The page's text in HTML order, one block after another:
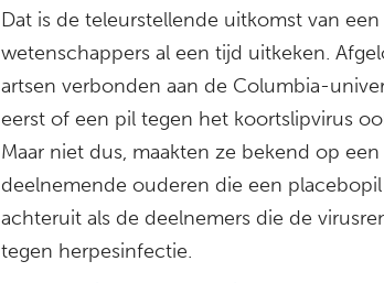
Dat is de teleurstellende uitkomst van
wetenschappers al een tijd uitkeken.
artsen verbonden aan de Columbia-
eerst of een pil tegen het koortslipvirus
Maar niet dus, maakten ze bekend op
deelnemende ouderen die een
achteruit als de deelnemers die de
tegen herpesinfectie.